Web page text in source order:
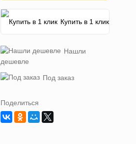
Купить в 1 клик
Нашли
дешевле
Под заказ
Поделиться